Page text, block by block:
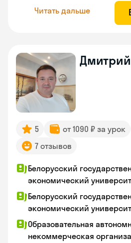
Читать дальше
Дмитрий
5 от 1090 ₽ за урок
7 отзывов
Белорусский
экономический
Белорусский
экономический
Образовательная
некоммерческая